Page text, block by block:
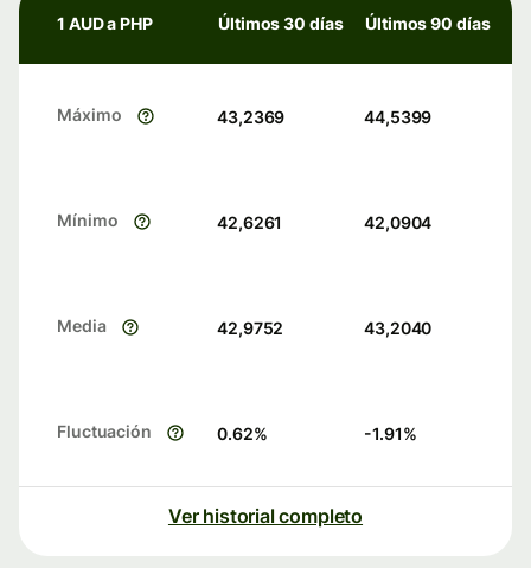
1 AUD a PHP Últimos 30 días Últimos 90 días
Máximo 43,2369 44,5399
Mínimo 42,6261 42,0904
Media 42,9752 43,2040
Fluctuación 0.62% -1.91%
Ver historial completo